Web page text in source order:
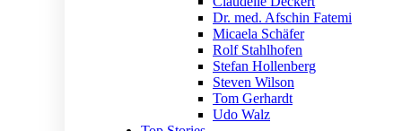
Dr. med. Afschin Fatemi
Micaela Schäfer
Rolf Stahlhofen
Stefan Hollenberg
Steven Wilson
Tom Gerhardt
Udo Walz